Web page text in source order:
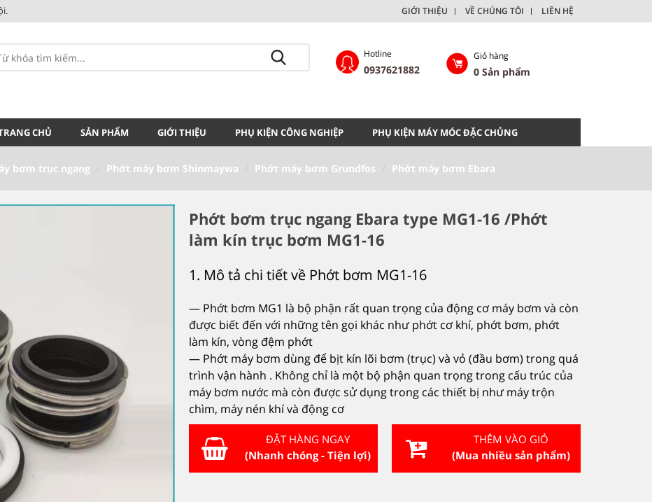
GIỚI THIỆU VỀ CHÚNG TÔI LIÊN HỆ
Hotline
0937621882
Giỏ hàng
0Sản phẩm
CHỦ SẢN PHẨM GIỚI THIỆU PHỤ KIỆN CÔNG NGHIỆP PHỤ KIỆN MÁY MÓC ĐẶC CHỦNG
bơm trục ngang Phớt máy bơm Shinmaywa Phớt máy bơm Grundfos Phớt máy bơm Ebara
Phớt bơm trục ngang Ebara type MG1-16 /Phớt
làm kín trục bơm MG1-16
1. Mô tả chi tiết về Phớt bơm MG1-16
— Phớt bơm MG1 là bộ phận rất quan trọng của động cơ máy bơm và còn
được biết đến với những tên gọi khác như phớt cơ khí, phớt bơm, phớt
làm kín, vòng đệm phớt
— Phớt máy bơm dùng để bịt kín lõi bơm (trục) và vỏ (đầu bơm) trong quá
trình vận hành . Không chỉ là một bộ phận quan trọng trong cấu trúc của
máy bơm nước mà còn được sử dụng trong các thiết bị như máy trộn
chìm, máy nén khí và động cơ
ĐẶT HÀNG NGAY
(Nhanh chóng - Tiện lợi)
THÊM VÀO GIỎ
(Mua nhiều sản phẩm)